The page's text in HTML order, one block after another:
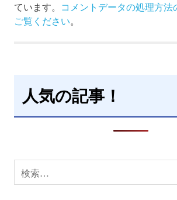
ています。 コメントデータの処理方法
ご覧ください。
人気の記事！
検
索